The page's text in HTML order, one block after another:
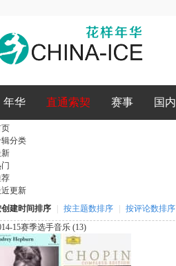
年华 直通索契 赛事 国内
分类
更新
建时间排序 按主题数排序 按评论数排序
15赛季选手音乐 (13)